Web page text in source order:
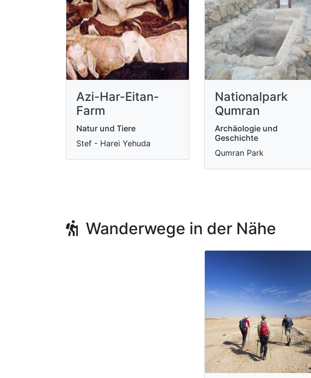
Azi-Har-Eitan-
Farm
Natur und Tiere
Stef - Harei Yehuda
Nationalpark
Qumran
Archäologie und
Geschichte
Qumran Park
Wanderwege in der Nähe